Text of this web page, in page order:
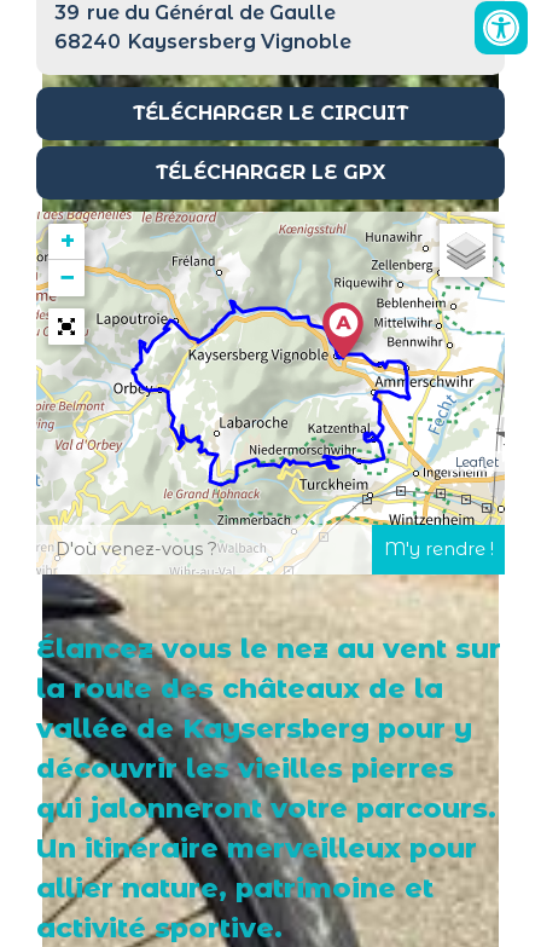
39 rue du Général de Gaulle
68240 Kaysersberg Vignoble
TÉLÉCHARGER LE CIRCUIT
TÉLÉCHARGER LE GPX
+
−
Leaflet
Élancez vous le nez au vent sur
la route des châteaux de la
vallée de Kaysersberg pour y
découvrir les vieilles pierres
qui jalonneront votre parcours.
Un itinéraire merveilleux pour
allier nature, patrimoine et
activité sportive.